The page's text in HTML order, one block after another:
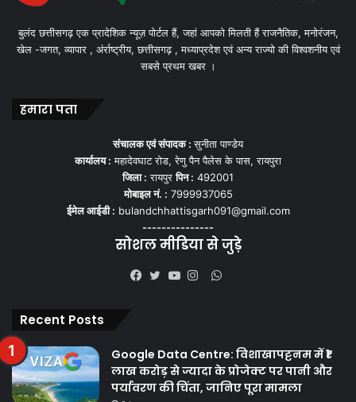
बुलंद छत्तीसगढ़ एक प्रादेशिक न्यूज़ पोर्टल हैं, जहां आपको मिलती हैं राजनैतिक, मनोरंजन,
खेल -जगत, व्यापार , अंर्राष्ट्रीय, छत्तीसगढ़ , मध्याप्रदेश एवं अन्य राज्यो की विश्वशनीय एवं
सबसे प्रथम खबर ।
हमारा पता
संचालक एवं संपादक :सुनीता पाण्डेय
कार्यालय : महादेवघाट रोड, रेणु पैन पैलेस के पास, रायपुरा
जिला : रायपुरपिन : 492001
मोबाइल नं. : 7999937065
ईमेल आईडी : bulandchhattisgarh091@gmail.com
---------------
सोशल मीडिया से जुड़े
WhatsApp
Recent Posts
Google Data Centre: विशाखापट्टनम में ₹1
लाख करोड़ से ज्यादा के प्रोजेक्ट पर पानी और
पर्यावरण की चिंता, जानिए पूरा मामला